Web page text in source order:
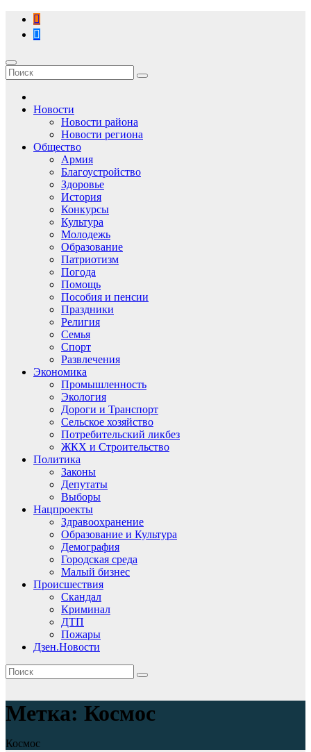
Перейти
содержимому
Новости
Новости района
Новости региона
Общество
Армия
Благоустройство
Здоровье
История
Конкурсы
Культура
Молодежь
Образование
Патриотизм
Погода
Помощь
Пособия и пенсии
Праздники
Религия
Семья
Спорт
Развлечения
Экономика
Промышленность
Экология
Дороги и Транспорт
Сельское хозяйство
Потребительский ликбез
ЖКХ и Строительство
Политика
Законы
Депутаты
Выборы
Нацпроекты
Здравоохранение
Образование и Культура
Демография
Городская среда
Малый бизнес
Происшествия
Скандал
Криминал
ДТП
Пожары
Дзен.Новости
Метка: Космос
Космос